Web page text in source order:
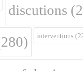
discutions
interventions